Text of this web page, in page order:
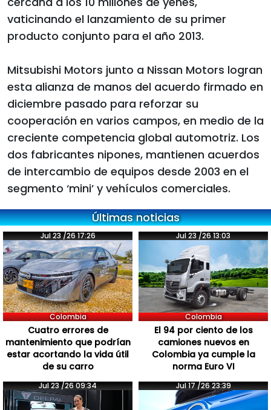
vaticinando el lanzamiento de su primer
producto conjunto para el año 2013.
Mitsubishi Motors junto a Nissan Motors logran
esta alianza de manos del acuerdo firmado en
diciembre pasado para reforzar su
cooperación en varios campos, en medio de la
creciente competencia global automotriz. Los
dos fabricantes nipones, mantienen acuerdos
de intercambio de equipos desde 2003 en el
segmento ‘mini’ y vehículos comerciales.
Últimas noticias
Jul 23 /26 17:26
Colombia
Cuatro errores de
mantenimiento que podrían
estar acortando la vida útil
de su carro
Jul 23 /26 13:03
Colombia
El 94 por ciento de los
camiones nuevos en
Colombia ya cumple la
norma Euro VI
Jul 23 /26 09:34 Jul 17 /26 23:39